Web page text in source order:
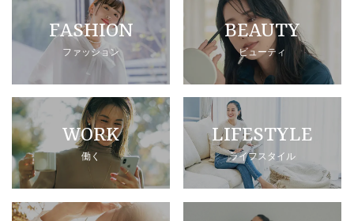
FASHION
ファッション
BEAUTY
ビューティ
WORK
働く
LIFESTYLE
ライフスタイル